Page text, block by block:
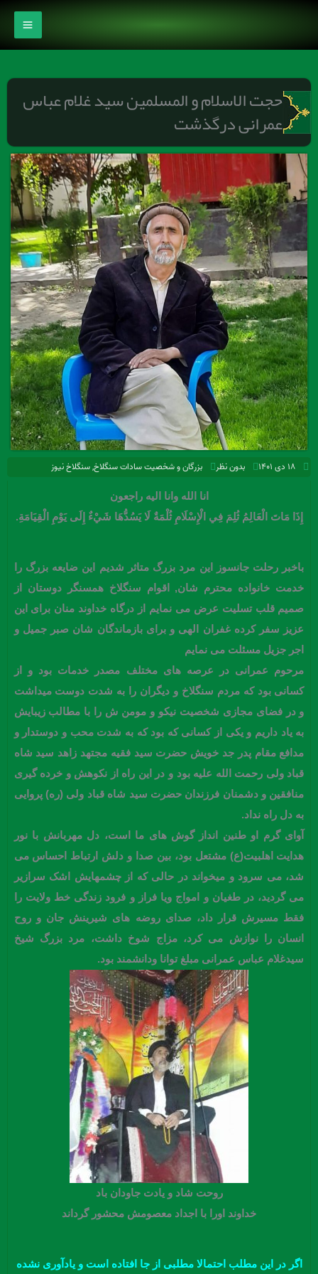
محتوا
حجت الاسلام و المسلمین سید غلام عباس
عمرانی درگذشت
۱۸ دی ۱۴۰۱ بدون نظر بزرگان و شخصیت سادات سنگلاخ,سنگلاخ نیوز
انا الله وانا الیه راجعون
إِذَا مَاتَ الْعَالِمُ ثُلِمَ فِي الْإِسْلَامِ ثُلْمَةٌ لَا يَسُدُّهَا شَيْءٌ إِلَى يَوْمِ الْقِيَامَةِ.
باخبر رحلت جانسوز این مرد بزرگ متاثر شدیم این ضایعه بزرگ را
خدمت خانواده محترم شان, اقوام سنگلاخ همسنگر دوستان از
صمیم قلب تسلیت عرض می نمایم از درگاه خداوند منان برای این
عزیز سفر کرده غفران الهی و برای بازماندگان شان صبر جمیل و
اجر جزیل مسئلت می نمایم
مرحوم عمرانی در عرصه های مختلف مصدر خدمات بود و از
کسانی بود که مردم سنگلاخ و دیگران را به شدت دوست میداشت
و در فضای مجازی شخصیت نیکو و مومن ش را با مطالب زیبایش
به یاد داریم و یکی از کسانی که بود که به شدت محب و دوستدار و
مدافع مقام پدر جد خویش حضرت سید فقیه مجتهد زاهد سید شاه
قباد ولی رحمت الله علیه بود و در این راه از نکوهش و خرده گیری
منافقین و دشمنان فرزندان حضرت سید شاه قباد ولی (ره) پروایی
به دل راه نداد.
آوای گرم او طنین انداز گوش های ما است، دل مهربانش با نور
هدایت اهلبیت(ع) مشتعل بود، بین صدا و دلش ارتباط احساس می
شد، می سرود و میخواند در حالی که از چشمهایش اشک سرازیر
می گردید، در طغیان و امواج ویا فراز و فرود زندگی خط ولایت را
فقط مسیرش قرار داد، صدای روضه های شیرینش جان و روح
انسان را نوازش می کرد، مزاج شوخ داشت، مرد بزرگ شیخ
سیدغلام عباس عمرانی مبلغ توانا ودانشمند بود.
روحت شاد و یادت جاودان باد
خداوند اورا با اجداد معصومش محشور گرداند
اﮔﺮ در این مطلب احتمالا مطلبی از جا افتاده است و یادآوری نشده